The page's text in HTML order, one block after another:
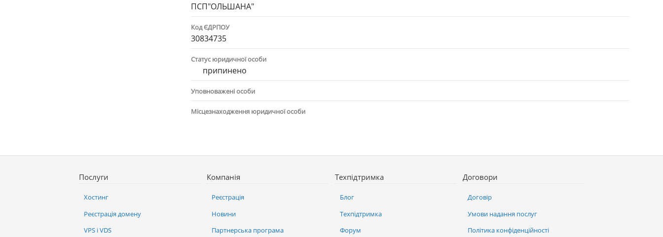
ПСП"ОЛЬШАНА"
Код ЄДРПОУ
30834735
Статус юридичної особи
припинено
Уповноважені особи
Місцезнаходження юридичної особи
Послуги
Хостинг
Реєстрація домену
VPS і VDS
Компанія
Реєстрація
Новини
Партнерська програма
Техпідтримка
Блог
Техпідтримка
Форум
Договори
Договір
Умови надання послуг
Політика конфіденційності